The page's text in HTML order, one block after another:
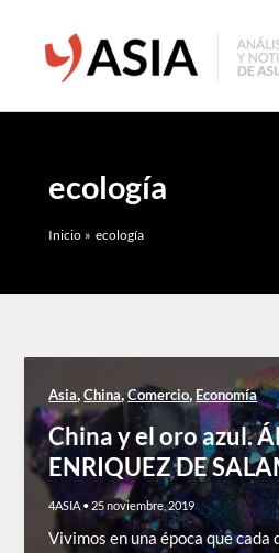
contenido
ecología
Inicio ecología
Asia,China,Comercio, Economía
China y el oro azul.
ENRIQUEZ DE
4ASIA • 25 noviembre, 2019
Vivimos en una época que cada